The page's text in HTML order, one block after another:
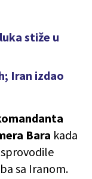
stiže u
Iran izdao
Bara kada
sa Iranom.